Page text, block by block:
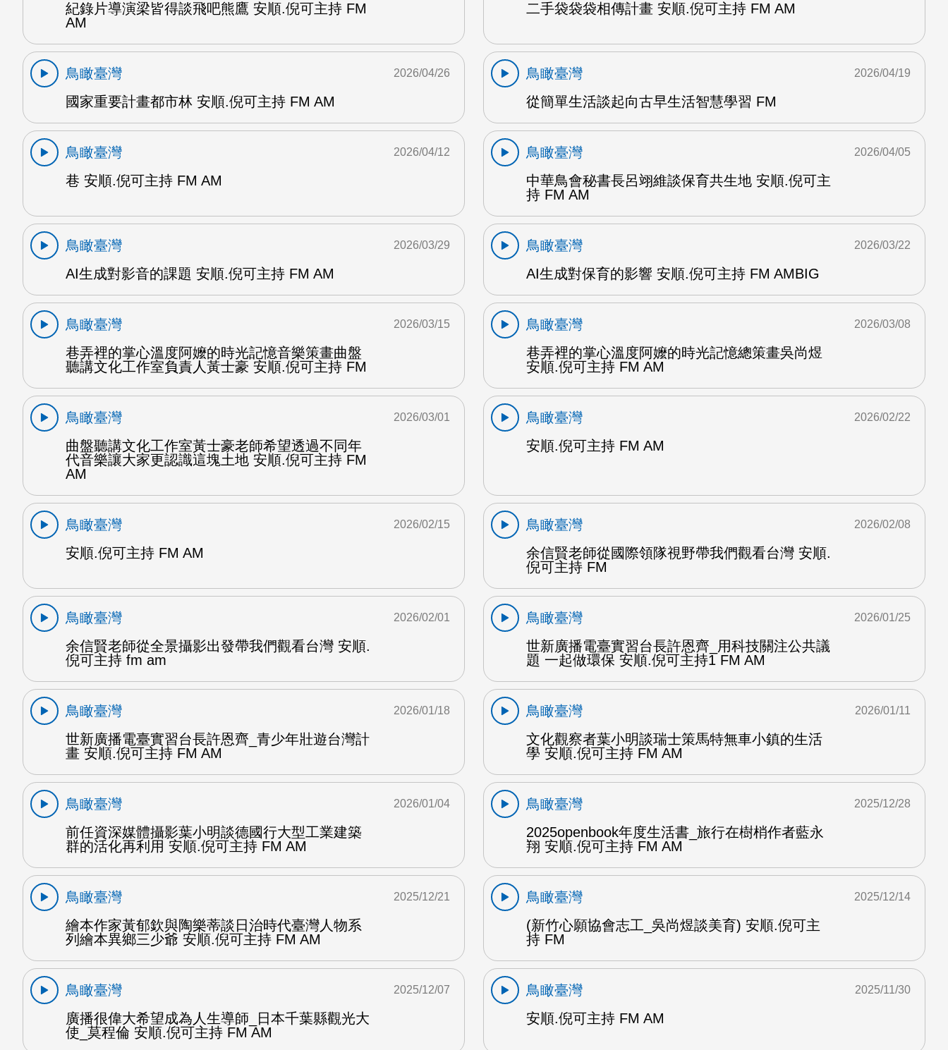
紀錄片導演梁皆得談飛吧熊鷹 安順.倪可主持 FM
AM
二手袋袋袋相傳計畫 安順.倪可主持 FM AM
鳥瞰臺灣
國家重要計畫都市林 安順.倪可主持 FM AM
2026/04/26
鳥瞰臺灣
從簡單生活談起向古早生活智慧學習 FM
2026/04/19
鳥瞰臺灣
巷 安順.倪可主持 FM AM
2026/04/12
鳥瞰臺灣
中華鳥會秘書長呂翊維談保育共生地 安順.倪可主
持 FM AM
2026/04/05
鳥瞰臺灣
AI生成對影音的課題 安順.倪可主持 FM AM
2026/03/29
鳥瞰臺灣
AI生成對保育的影響 安順.倪可主持 FM AMBIG
2026/03/22
鳥瞰臺灣
巷弄裡的掌心溫度阿嬤的時光記憶音樂策畫曲盤
聽講文化工作室負責人黃士豪 安順.倪可主持 FM
2026/03/15
鳥瞰臺灣
巷弄裡的掌心溫度阿嬤的時光記憶總策畫吳尚煜
安順.倪可主持 FM AM
2026/03/08
鳥瞰臺灣
曲盤聽講文化工作室黃士豪老師希望透過不同年
代音樂讓大家更認識這塊土地 安順.倪可主持 FM
AM
2026/03/01
鳥瞰臺灣
安順.倪可主持 FM AM
2026/02/22
鳥瞰臺灣
安順.倪可主持 FM AM
2026/02/15
鳥瞰臺灣
余信賢老師從國際領隊視野帶我們觀看台灣 安順.
倪可主持 FM
2026/02/08
鳥瞰臺灣
余信賢老師從全景攝影出發帶我們觀看台灣 安順.
倪可主持 fm am
2026/02/01
鳥瞰臺灣
世新廣播電臺實習台長許恩齊_用科技關注公共議
題 一起做環保 安順.倪可主持1 FM AM
2026/01/25
鳥瞰臺灣
世新廣播電臺實習台長許恩齊_青少年壯遊台灣計
畫 安順.倪可主持 FM AM
2026/01/18
鳥瞰臺灣
文化觀察者葉小明談瑞士策馬特無車小鎮的生活
學 安順.倪可主持 FM AM
2026/01/11
鳥瞰臺灣
前任資深媒體攝影葉小明談德國行大型工業建築
群的活化再利用 安順.倪可主持 FM AM
2026/01/04
鳥瞰臺灣
2025openbook年度生活書_旅行在樹梢作者藍永
翔 安順.倪可主持 FM AM
2025/12/28
鳥瞰臺灣
繪本作家黃郁欽與陶樂蒂談日治時代臺灣人物系
列繪本異鄉三少爺 安順.倪可主持 FM AM
2025/12/21
鳥瞰臺灣
(新竹心願協會志工_吳尚煜談美育) 安順.倪可主
持 FM
2025/12/14
鳥瞰臺灣
廣播很偉大希望成為人生導師_日本千葉縣觀光大
使_莫程倫 安順.倪可主持 FM AM
2025/12/07
鳥瞰臺灣
安順.倪可主持 FM AM
2025/11/30